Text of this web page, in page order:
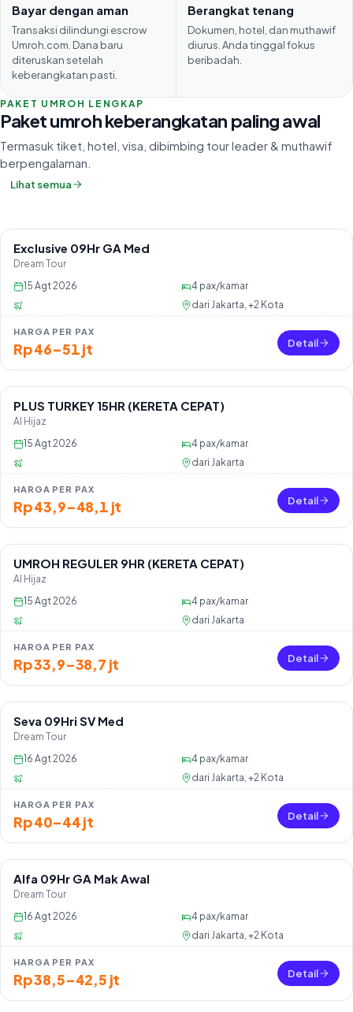
Bayar dengan aman
Transaksi dilindungi escrow
Umroh.com. Dana baru
diteruskan setelah
keberangkatan pasti.
Berangkat tenang
Dokumen, hotel, dan muthawif
diurus. Anda tinggal fokus
beribadah.
PAKET UMROH LENGKAP
Paket umroh keberangkatan paling awal
Termasuk tiket, hotel, visa, dibimbing tour leader & muthawif
berpengalaman.
Lihat semua
Sisa 36 seat
Exclusive 09Hr GA Med
Dream Tour
15 Agt 2026
4 pax/kamar
dari Jakarta, +2 Kota
HARGA PER PAX
Rp 46–51 jt Detail
Sisa 13 seat
PLUS TURKEY 15HR (KERETA CEPAT)
Al Hijaz
15 Agt 2026
4 pax/kamar
dari Jakarta
HARGA PER PAX
Rp 43,9–48,1 jt Detail
Sisa 1 seat
UMROH REGULER 9HR (KERETA CEPAT)
Al Hijaz
15 Agt 2026
4 pax/kamar
dari Jakarta
HARGA PER PAX
Rp 33,9–38,7 jt Detail
Sisa 36 seat
Seva 09Hri SV Med
Dream Tour
16 Agt 2026
4 pax/kamar
dari Jakarta, +2 Kota
HARGA PER PAX
Rp 40–44 jt Detail
Sisa 36 seat
Alfa 09Hr GA Mak Awal
Dream Tour
16 Agt 2026
4 pax/kamar
dari Jakarta, +2 Kota
HARGA PER PAX
Rp 38,5–42,5 jt Detail